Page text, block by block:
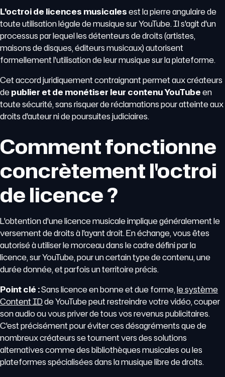
L'octroi de licences musicalesest la pierre angulaire de
toute utilisation légale de musique sur YouTube. Il s'agit d'un
processus par lequel les détenteurs de droits (artistes,
maisons de disques, éditeurs musicaux) autorisent
formellement l'utilisation de leur musique sur la plateforme.
Cet accord juridiquement contraignant permet aux créateurs
depublier et de monétiser leur contenu YouTubeen
toute sécurité, sans risquer de réclamations pour atteinte aux
droits d'auteur ni de poursuites judiciaires.
Comment fonctionne
concrètement l'octroi
de licence ?
L'obtention d'une licence musicale implique généralement le
versement de droits à l'ayant droit. En échange, vous êtes
autorisé à utiliser le morceau dans le cadre défini par la
licence, sur YouTube, pour un certain type de contenu, une
durée donnée, et parfois un territoire précis.
Point clé :Sans licence en bonne et due forme,le système
Content IDde YouTube peut restreindre votre vidéo, couper
son audio ou vous priver de tous vos revenus publicitaires.
C'est précisément pour éviter ces désagréments que de
nombreux créateurs se tournent vers des solutions
alternatives comme des bibliothèques musicales ou les
plateformes spécialisées dans la musique libre de droits.